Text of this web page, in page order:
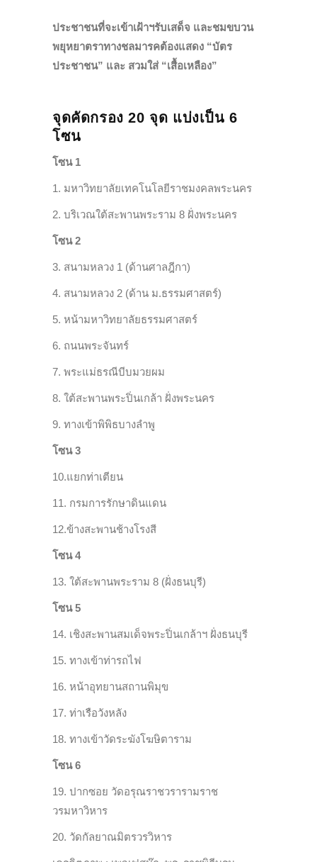
ประชาชนที่จะเข้าเฝ้าฯรับเสด็จ และชมขบวน
พยุหยาตราทางชลมารคต้องแสดง “บัตร
ประชาชน” และ สวมใส่ “เสื้อเหลือง”
จุดคัดกรอง 20 จุด แบ่งเป็น 6
โซน
โซน 1
1. มหาวิทยาลัยเทคโนโลยีราชมงคลพระนคร
2. บริเวณใต้สะพานพระราม 8 ฝั่งพระนคร
โซน 2
3. สนามหลวง 1 (ด้านศาลฎีกา)
4. สนามหลวง 2 (ด้าน ม.ธรรมศาสตร์)
5. หน้ามหาวิทยาลัยธรรมศาสตร์
6. ถนนพระจันทร์
7. พระแม่ธรณีบีบมวยผม
8. ใต้สะพานพระปิ่นเกล้า ฝั่งพระนคร
9. ทางเข้าพิพิธบางลำพู
โซน 3
10.แยกท่าเตียน
11. กรมการรักษาดินแดน
12.ข้างสะพานช้างโรงสี
โซน 4
13. ใต้สะพานพระราม 8 (ฝั่งธนบุรี)
โซน 5
14. เชิงสะพานสมเด็จพระปิ่นเกล้าฯ ฝั่งธนบุรี
15. ทางเข้าท่ารถไฟ
16. หน้าอุทยานสถานพิมุข
17. ท่าเรือวังหลัง
18. ทางเข้าวัดระฆังโฆษิตาราม
โซน 6
19. ปากซอย วัดอรุณราชวรารามราช
วรมหาวิหาร
20. วัดกัลยาณมิตรวรวิหาร